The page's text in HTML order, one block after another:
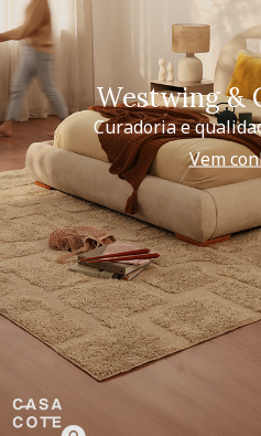
Westwing &
Curadoria e
Vem